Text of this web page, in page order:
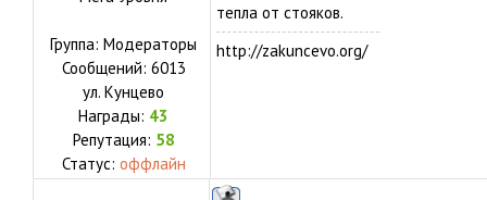
Группа: Модераторы
Сообщений: 6013
ул. Кунцево
Награды: 43
Репутация: 58
Статус: оффлайн
тепла от стояков.
http://zakuncevo.org/